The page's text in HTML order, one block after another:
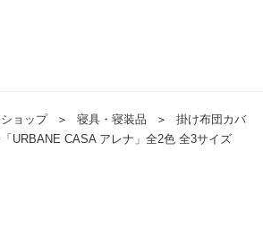
ョップ ＞ 寝具・寝装品 ＞
掛け布団カバ
URBANE CASA アレナ」全2色 全3サイズ